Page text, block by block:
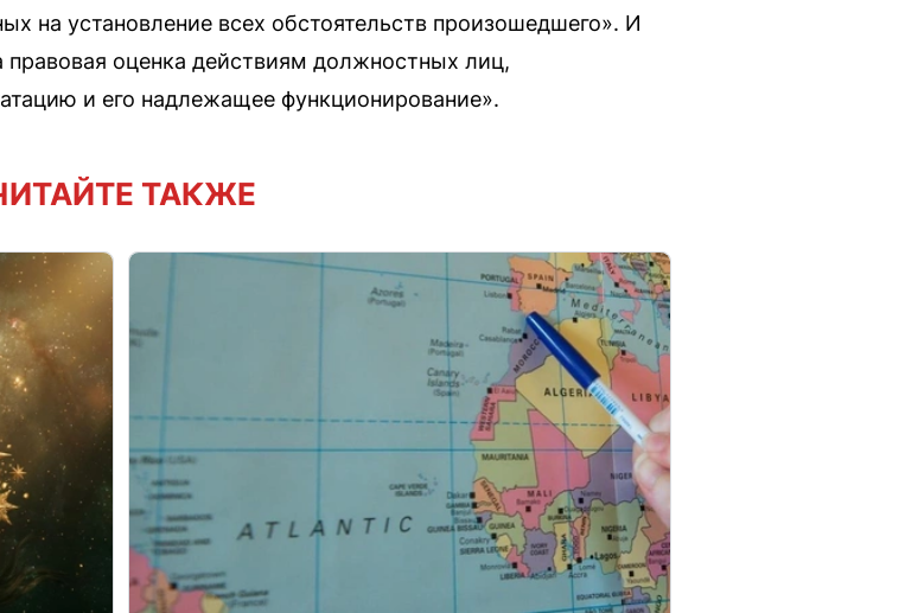
на установление всех обстоятельств произошедшего». И
оценка действиям должностных лиц,
и его надлежащее функционирование».
ТАКЖЕ